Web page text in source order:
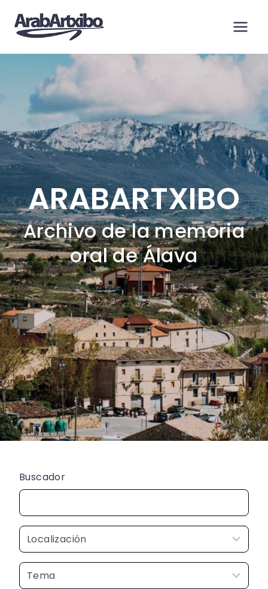
contenido
ARABARTXIBO
Archivo de la memoria
oral de Álava
Buscador